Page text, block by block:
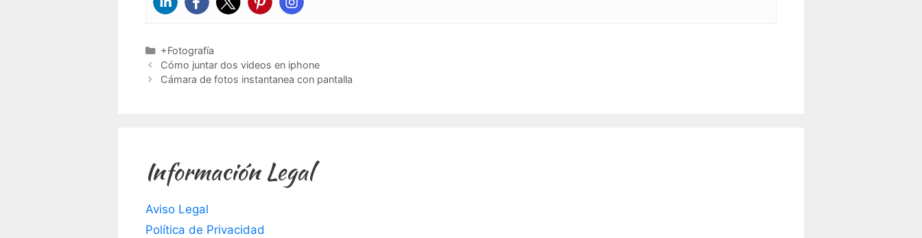
Categorías
+Fotografía
Cómo juntar dos videos en iphone
Cámara de fotos instantanea con pantalla
Información Legal
Aviso Legal
Política de Privacidad